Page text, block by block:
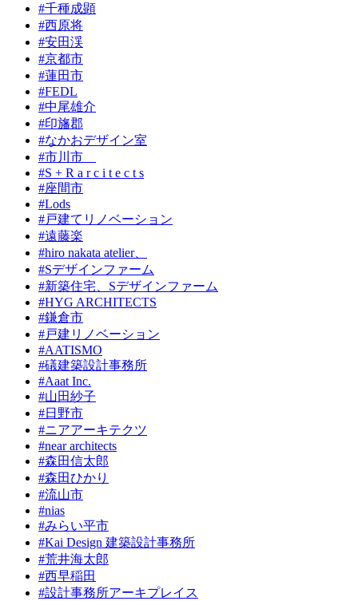
#千種成顕
#西原将
#安田渓
#京都市
#蓮田市
#FEDL
#中尾雄介
#印旛郡
#なかおデザイン室
#市川市
#S + R a r c i t e c t s
#座間市
#Lods
#戸建てリノベーション
#遠藤楽
#hiro nakata atelier、
#Sデザインファーム
#新築住宅、Sデザインファーム
#HYG ARCHITECTS
#鎌倉市
#戸建リノベーション
#AATISMO
#礒建築設計事務所
#Aaat Inc.
#山田紗子
#日野市
#ニアアーキテクツ
#near architects
#森田信太郎
#森田ひかり
#流山市
#nias
#みらい平市
#Kai Design 建築設計事務所
#荒井海太郎
#西早稲田
#設計事務所アーキプレイス